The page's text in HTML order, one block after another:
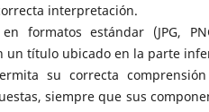
interpretación.
formatos estándar (JPG,
un título ubicado en la parte
su correcta
siempre que sus